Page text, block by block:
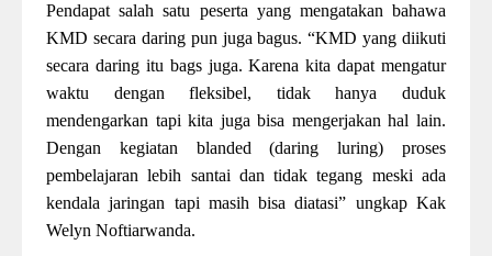
Pendapat salah satu peserta yang mengatakan bahawa
KMD secara daring pun juga bagus. “KMD yang diikuti
secara daring itu bags juga. Karena kita dapat mengatur
waktu dengan fleksibel, tidak hanya duduk
mendengarkan tapi kita juga bisa mengerjakan hal lain.
Dengan kegiatan blanded (daring luring) proses
pembelajaran lebih santai dan tidak tegang meski ada
kendala jaringan tapi masih bisa diatasi” ungkap Kak
Welyn Noftiarwanda.